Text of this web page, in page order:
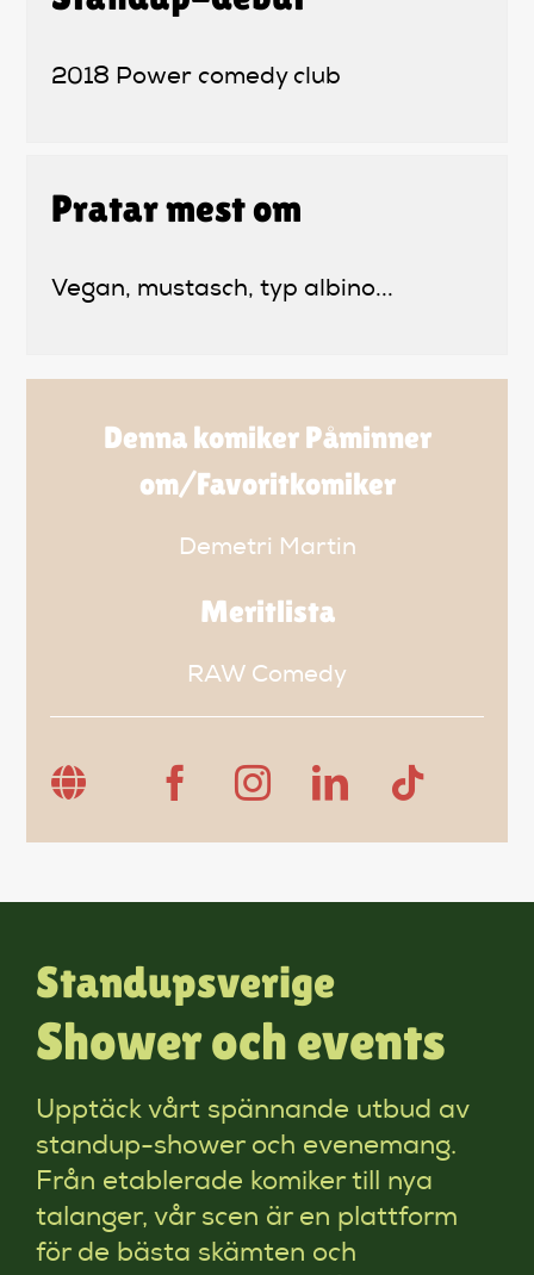
2018 Power comedy club
Pratar mest om
Vegan, mustasch, typ albino...
Denna komiker Påminner
om/Favoritkomiker
Demetri Martin
Meritlista
RAW Comedy
Standupsverige
Shower och events
Upptäck vårt spännande utbud av
standup-shower och evenemang.
Från etablerade komiker till nya
talanger, vår scen är en plattform
för de bästa skämten och